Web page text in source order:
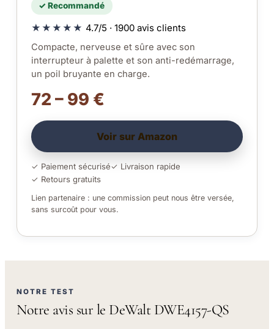
✓ Recommandé
★★★★★ 4.7/5 · 1900 avis clients
Compacte, nerveuse et sûre avec son
interrupteur à palette et son anti-redémarrage,
un poil bruyante en charge.
72 – 99 €
Voir sur Amazon
✓ Paiement sécurisé✓ Livraison rapide
✓ Retours gratuits
Lien partenaire : une commission peut nous être versée,
sans surcoût pour vous.
NOTRE TEST
Notre avis sur le DeWalt DWE4157-QS